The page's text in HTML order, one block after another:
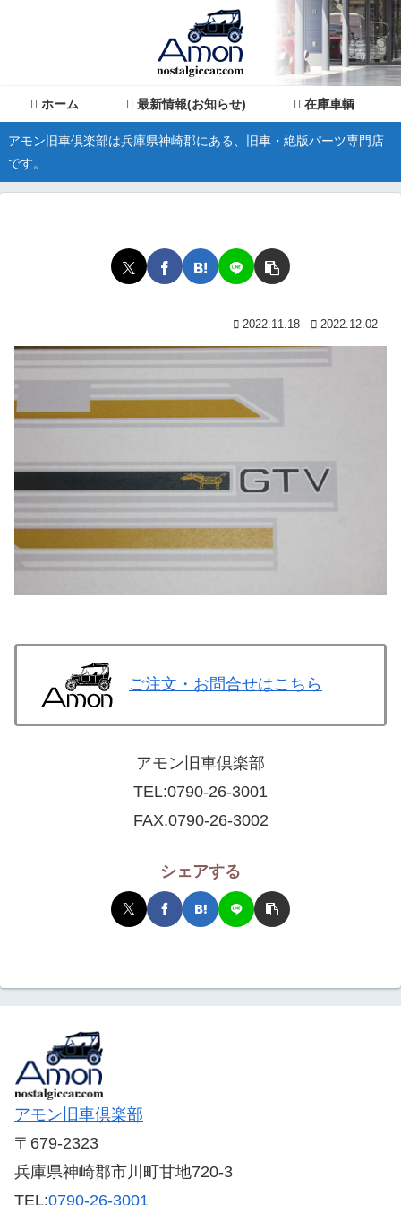
ホーム 最新情報(お知らせ) 在庫車輌
アモン旧車倶楽部は兵庫県神崎郡にある、旧車・絶版パーツ専門店
です。
2022.11.18 2022.12.02
ご注文・お問合せはこちら
アモン旧車倶楽部
TEL:0790-26-3001
FAX.0790-26-3002
シェアする
アモン旧車倶楽部
〒679-2323
兵庫県神崎郡市川町甘地720-3
TEL:0790-26-3001